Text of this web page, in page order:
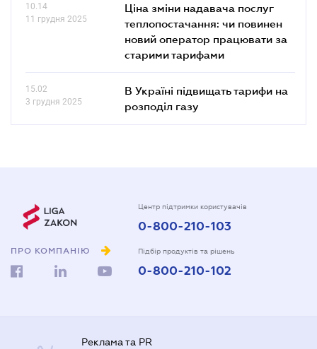
10.14
11 грудня 2025
Ціна зміни надавача послуг
теплопостачання: чи повинен
новий оператор працювати за
старими тарифами
15.02
3 грудня 2025
В Україні підвищать тарифи на
розподіл газу
ПРО КОМПАНІЮ
Центр підтримки користувачів
0-800-210-103
Підбір продуктів та рішень
0-800-210-102
Реклама та PR